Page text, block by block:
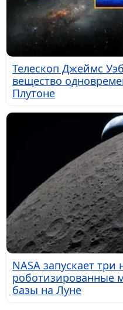
Телескоп Джеймс
вещество
Плутоне
NASA запускает три
роботизированные
базы на Луне